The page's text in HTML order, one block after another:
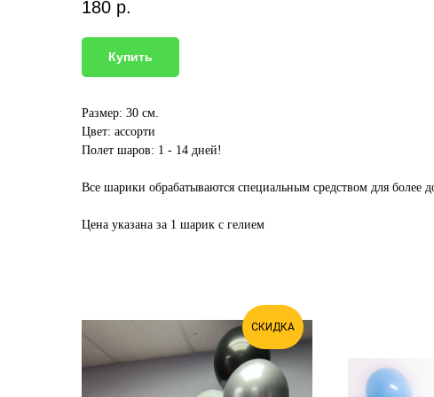
180 р.
Купить
Размер: 30 см.
Цвет: ассорти
Полет шаров: 1 - 14 дней!
Все шарики обрабатываются специальным средством для более
Цена указана за 1 шарик с гелием
СКИДКА